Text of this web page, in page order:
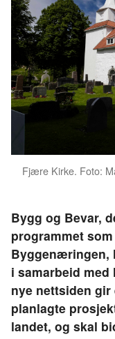
Fjære Kirke. Foto:
Bygg og Bevar,
programmet
Byggenæringen,
i samarbeid med
nye nettsiden
planlagte
landet, og skal